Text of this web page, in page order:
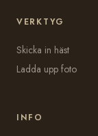
VERKTYG
Skicka in häst
Ladda upp foto
INFO